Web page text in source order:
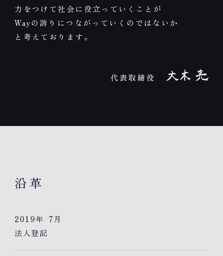
力をつけて社会に役立っていくことが
Wayの誇りにつながっていくのではないか
と考えております。
代表取締役
沿革
2019年 7月
法人登記